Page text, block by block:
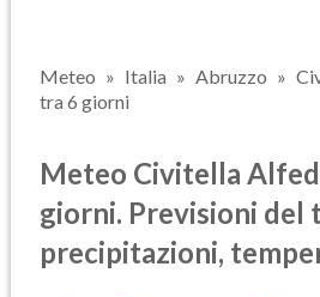
Meteo Italia Abruzzo
tra 6 giorni
Meteo Civitella
giorni. Previsioni del
precipitazioni,